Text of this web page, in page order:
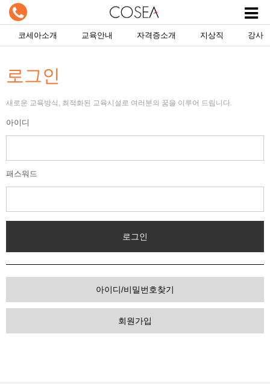
코세아소개 교육안내 자격증소개 지상직 강사
로그인
새로운 교육방식, 최적화된 교육시설로 여러분의 꿈을 이루어 드립니다.
아이디
패스워드
아이디/비밀번호찾기
회원가입